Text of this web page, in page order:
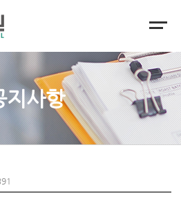
지사항